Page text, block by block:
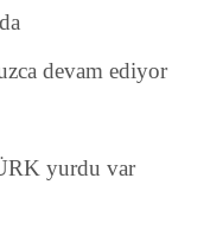
devam ediyor
yurdu var